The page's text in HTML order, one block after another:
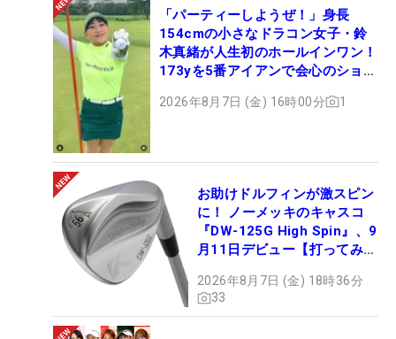
「パーティーしようぜ！」身長
154cmの小さなドラコン女子・鈴
木真緒が人生初のホールインワン！
173yを5番アイアンで会心のショッ
2026年8月7日 (金) 16時00分 1
お助けドルフィンが激スピン
に！ ノーメッキのキャスコ
『DW-125G High Spin』、9
月11日デビュー【打ってみ
2026年8月7日 (金) 18時36分
33